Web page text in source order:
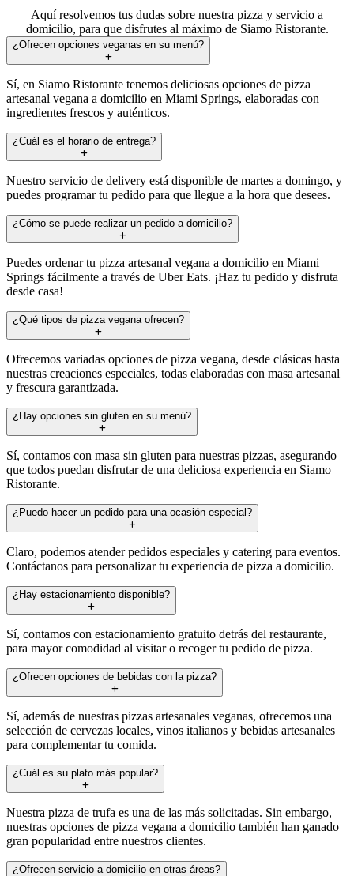
Aquí resolvemos tus dudas sobre nuestra pizza y servicio a
domicilio, para que disfrutes al máximo de Siamo Ristorante.
¿Ofrecen opciones veganas en su menú?
Sí, en Siamo Ristorante tenemos deliciosas opciones de pizza
artesanal vegana a domicilio en Miami Springs, elaboradas con
ingredientes frescos y auténticos.
¿Cuál es el horario de entrega?
Nuestro servicio de delivery está disponible de martes a domingo, y
puedes programar tu pedido para que llegue a la hora que desees.
¿Cómo se puede realizar un pedido a domicilio?
Puedes ordenar tu pizza artesanal vegana a domicilio en Miami
Springs fácilmente a través de Uber Eats. ¡Haz tu pedido y disfruta
desde casa!
¿Qué tipos de pizza vegana ofrecen?
Ofrecemos variadas opciones de pizza vegana, desde clásicas hasta
nuestras creaciones especiales, todas elaboradas con masa artesanal
y frescura garantizada.
¿Hay opciones sin gluten en su menú?
Sí, contamos con masa sin gluten para nuestras pizzas, asegurando
que todos puedan disfrutar de una deliciosa experiencia en Siamo
Ristorante.
¿Puedo hacer un pedido para una ocasión especial?
Claro, podemos atender pedidos especiales y catering para eventos.
Contáctanos para personalizar tu experiencia de pizza a domicilio.
¿Hay estacionamiento disponible?
Sí, contamos con estacionamiento gratuito detrás del restaurante,
para mayor comodidad al visitar o recoger tu pedido de pizza.
¿Ofrecen opciones de bebidas con la pizza?
Sí, además de nuestras pizzas artesanales veganas, ofrecemos una
selección de cervezas locales, vinos italianos y bebidas artesanales
para complementar tu comida.
¿Cuál es su plato más popular?
Nuestra pizza de trufa es una de las más solicitadas. Sin embargo,
nuestras opciones de pizza vegana a domicilio también han ganado
gran popularidad entre nuestros clientes.
¿Ofrecen servicio a domicilio en otras áreas?